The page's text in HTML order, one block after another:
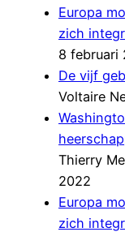
Europa
zich
8 februari
De vijf
Voltaire
Thierry
2022
Europa
zich